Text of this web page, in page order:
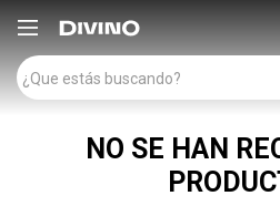

NO SE HAN